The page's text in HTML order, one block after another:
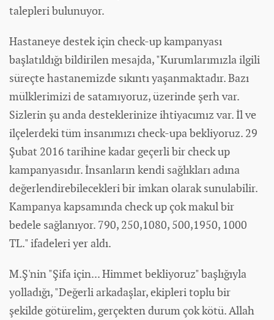
talepleri bulunuyor.
Hastaneye destek için check-up kampanyası
başlatıldığı bildirilen mesajda, "Kurumlarımızla ilgili
süreçte hastanemizde sıkıntı yaşanmaktadır. Bazı
mülklerimizi de satamıyoruz, üzerinde şerh var.
Sizlerin şu anda desteklerinize ihtiyacımız var. İl ve
ilçelerdeki tüm insanımızı check-upa bekliyoruz. 29
Şubat 2016 tarihine kadar geçerli bir check up
kampanyasıdır. İnsanların kendi sağlıkları adına
değerlendirebilecekleri bir imkan olarak sunulabilir.
Kampanya kapsamında check up çok makul bir
bedele sağlanıyor. 790, 250,1080, 500,1950, 1000
TL." ifadeleri yer aldı.
M.Ş'nin "Şifa için... Himmet bekliyoruz" başlığıyla
yolladığı, "Değerli arkadaşlar, ekipleri toplu bir
şekilde götürelim, gerçekten durum çok kötü. Allah